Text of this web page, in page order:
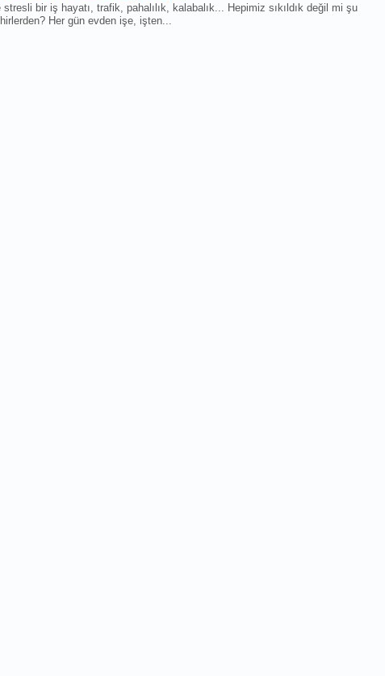
stresli bir iş hayatı, trafik, pahalılık, kalabalık... Hepimiz sıkıldık değil mi şu
Her gün evden işe, işten...